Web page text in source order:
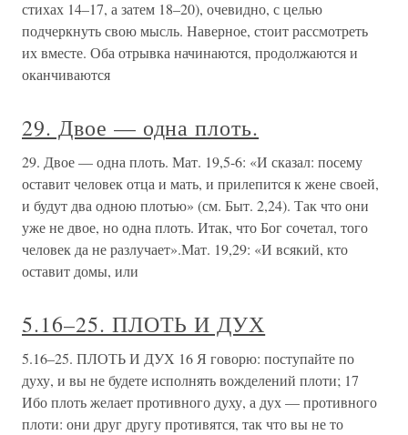
стихах 14–17, а затем 18–20), очевидно, с целью
подчеркнуть свою мысль. Наверное, стоит рассмотреть
их вместе. Оба отрывка начинаются, продолжаются и
оканчиваются
29. Двое — одна плоть.
29. Двое — одна плоть. Мат. 19,5-6: «И сказал: посему
оставит человек отца и мать, и прилепится к жене своей,
и будут два одною плотью» (см. Быт. 2,24). Так что они
уже не двое, но одна плоть. Итак, что Бог сочетал, того
человек да не разлучает».Мат. 19,29: «И всякий, кто
оставит домы, или
5.16–25. ПЛОТЬ И ДУХ
5.16–25. ПЛОТЬ И ДУХ 16 Я говорю: поступайте по
духу, и вы не будете исполнять вожделений плоти; 17
Ибо плоть желает противного духу, а дух — противного
плоти: они друг другу противятся, так что вы не то